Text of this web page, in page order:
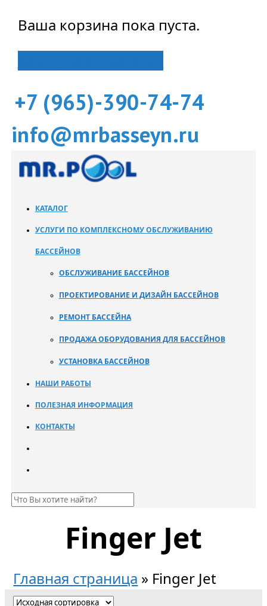
Ваша корзина пока пуста.
+7 (965)-390-74-74
info@mrbasseyn.ru
КАТАЛОГ
УСЛУГИ ПО КОМПЛЕКСНОМУ ОБСЛУЖИВАНИЮ
БАССЕЙНОВ
ОБСЛУЖИВАНИЕ БАССЕЙНОВ
ПРОЕКТИРОВАНИЕ И ДИЗАЙН БАССЕЙНОВ
РЕМОНТ БАССЕЙНА
ПРОДАЖА ОБОРУДОВАНИЯ ДЛЯ БАССЕЙНОВ
УСТАНОВКА БАССЕЙНОВ
НАШИ РАБОТЫ
ПОЛЕЗНАЯ ИНФОРМАЦИЯ
КОНТАКТЫ
Finger Jet
Главная страница » Finger Jet